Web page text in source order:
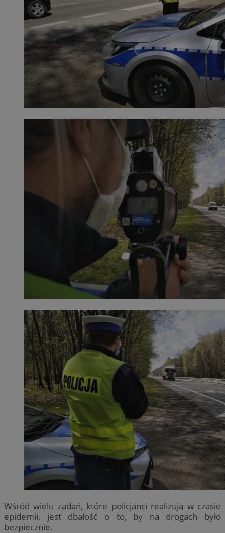
Wśród wielu zadań, które policjanci realizują w czasie
epidemii, jest dbałość o to, by na drogach było
bezpiecznie.